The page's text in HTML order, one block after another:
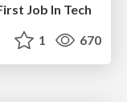
Job In Tech
1 670